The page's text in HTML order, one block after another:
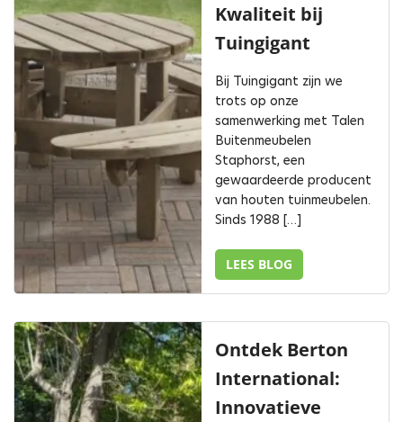
Kwaliteit bij
Tuingigant
Bij Tuingigant zijn we
trots op onze
samenwerking met Talen
Buitenmeubelen
Staphorst, een
gewaardeerde producent
van houten tuinmeubelen.
Sinds 1988 […]
LEES BLOG
Ontdek Berton
International:
Innovatieve